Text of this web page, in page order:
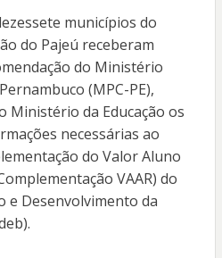
municípios do
do Pajeú receberam
do Ministério
(MPC-PE),
Ministério da Educação os
necessárias ao
do Valor Aluno
VAAR) do
e Desenvolvimento da